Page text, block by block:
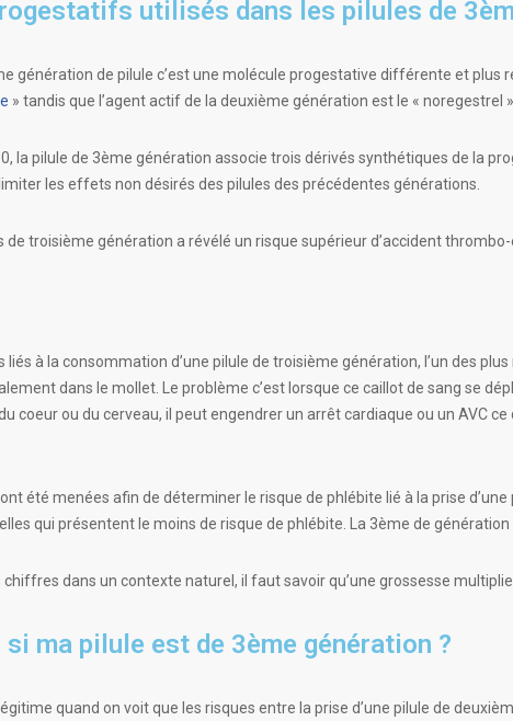
utilisés dans les pilules de
génération de pilule c’est une molécule progestative différente et
» tandis que l’agent actif de la deuxième génération est le « noregestrel ».
la pilule de 3ème génération associe trois dérivés synthétiques de la
les effets non désirés des pilules des précédentes générations.
de troisième génération a révélé un risque supérieur d’accident
à la consommation d’une pilule de troisième génération, l’un des
dans le mollet. Le problème c’est lorsque ce caillot de sang se
coeur ou du cerveau, il peut engendrer un arrêt cardiaque ou un AVC
été menées afin de déterminer le risque de phlébite lié à la prise
qui présentent le moins de risque de phlébite. La 3ème de
dans un contexte naturel, il faut savoir qu’une grossesse
ma pilule est de 3ème génération ?
quand on voit que les risques entre la prise d’une pilule de